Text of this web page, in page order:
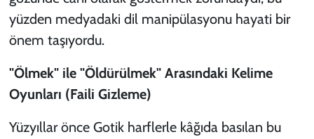
yüzden medyadaki dil manipülasyonu hayati bir
önem taşıyordu.
"Ölmek" ile "Öldürülmek" Arasındaki Kelime
Oyunları (Faili Gizleme)
Yüzyıllar önce Gotik harflerle kâğıda basılan bu